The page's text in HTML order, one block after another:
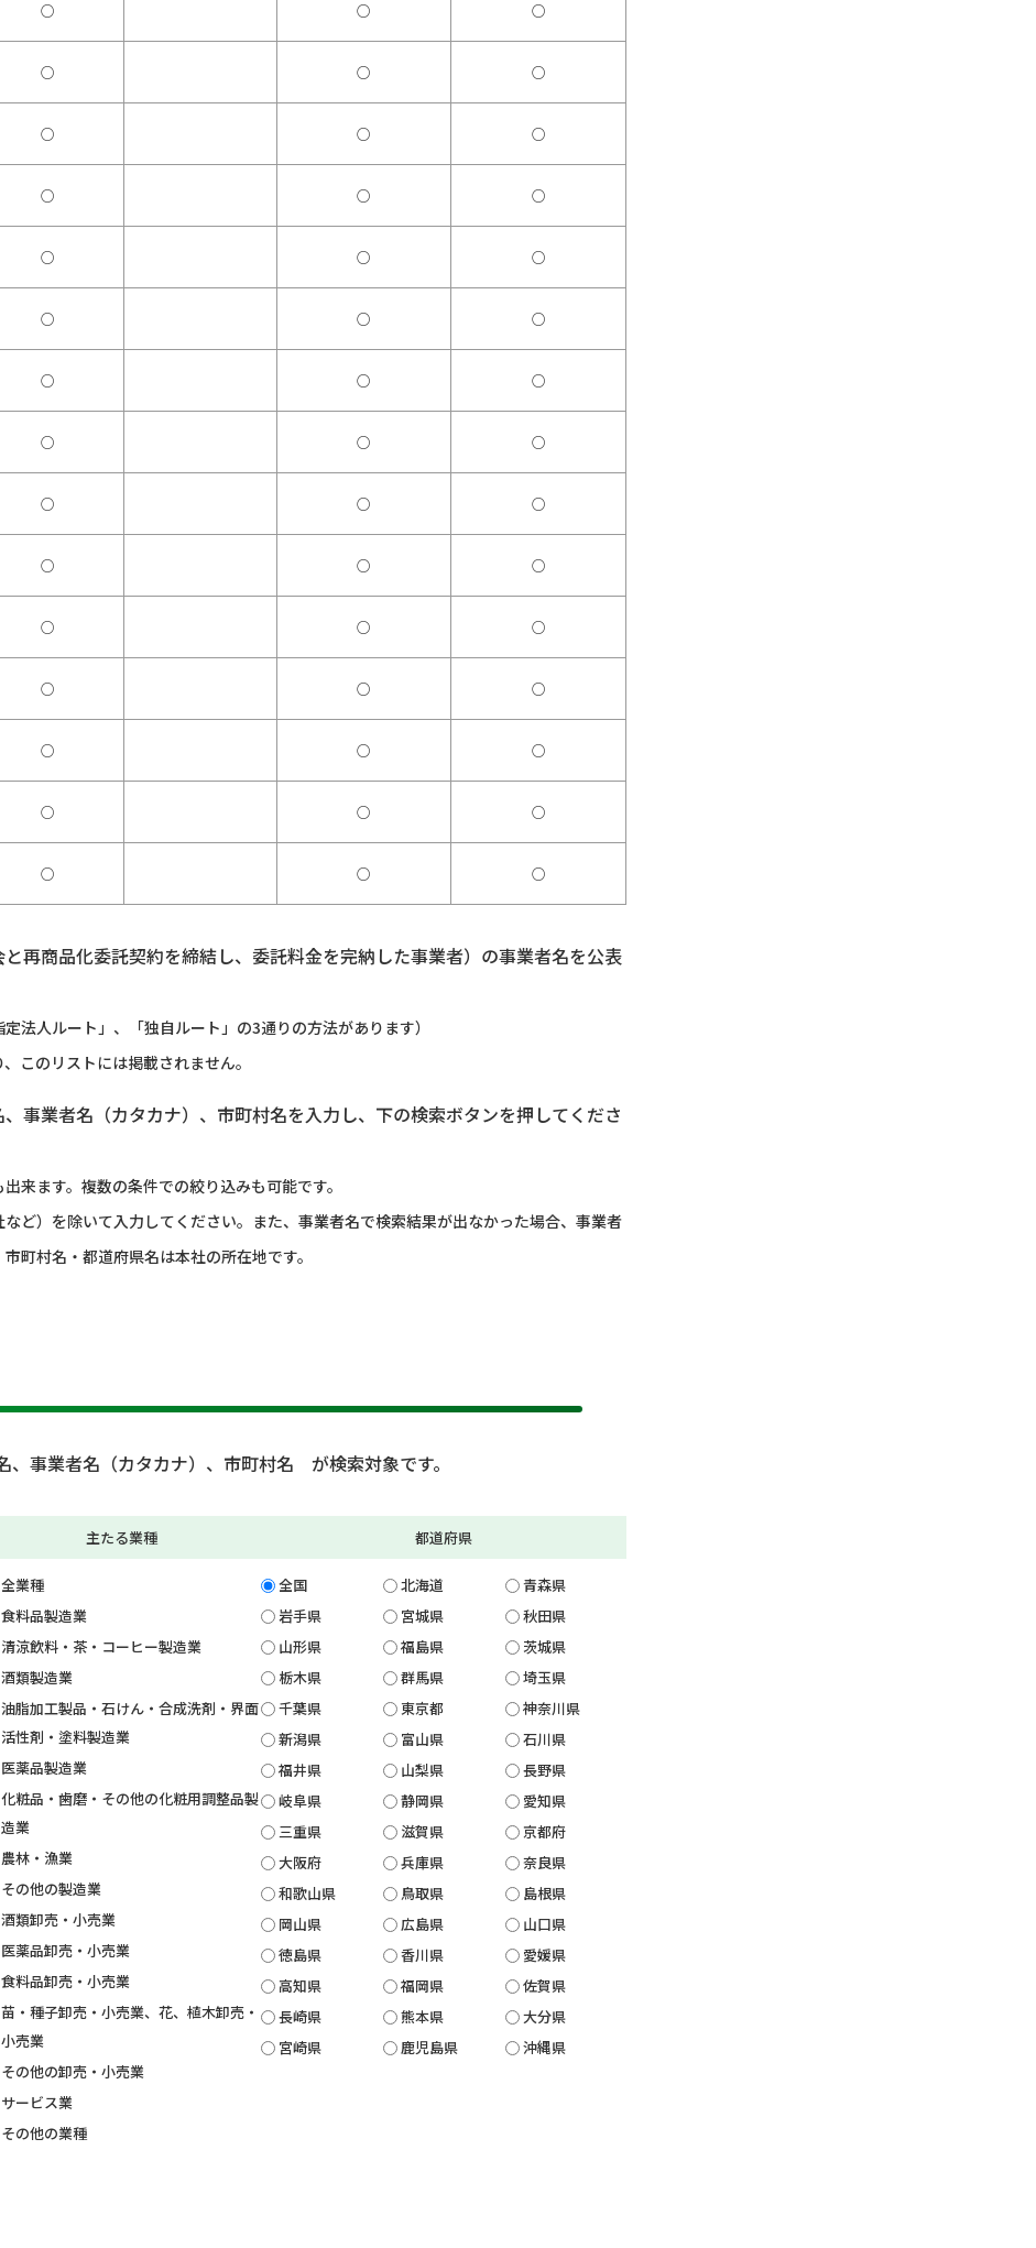
○ ○ ○
○ ○ ○
○ ○ ○
○ ○ ○
○ ○ ○
○ ○ ○
○ ○ ○
○ ○ ○
○ ○ ○
○ ○ ○
○ ○ ○
○ ○ ○
○ ○ ○
○ ○ ○
○ ○ ○
再商品化委託契約を締結し、委託料金を完納した事業者）の事業者名を公表
法人ルート」、「独自ルート」の3通りの方法があります）
このリストには掲載されません。
事業者名（カタカナ）、市町村名を入力し、下の検索ボタンを押してくださ
来ます。複数の条件での絞り込みも可能です。
ど）を除いて入力してください。また、事業者名で検索結果が出なかった場合、事業者
町村名・都道府県名は本社の所在地です。
、事業者名（カタカナ）、市町村名 が検索対象です。
主たる業種
全業種
食料品製造業
清涼飲料・茶・コーヒー製造業
酒類製造業
油脂加工製品・石けん・合成洗剤・界面
活性剤・塗料製造業
医薬品製造業
化粧品・歯磨・その他の化粧用調整品製
造業
農林・漁業
その他の製造業
酒類卸売・小売業
医薬品卸売・小売業
食料品卸売・小売業
苗・種子卸売・小売業、花、植木卸売・
小売業
その他の卸売・小売業
サービス業
その他の業種
都道府県
全国 北海道
青森県
岩手県
宮城県
秋田県
山形県
福島県
茨城県
栃木県
群馬県
埼玉県
千葉県
東京都
神奈川県
新潟県
富山県
石川県
福井県
山梨県
長野県
岐阜県
静岡県
愛知県
三重県
滋賀県
京都府
大阪府
兵庫県
奈良県
和歌山県
鳥取県
島根県
岡山県
広島県
山口県
徳島県
香川県
愛媛県
高知県
福岡県
佐賀県
長崎県
熊本県
大分県
宮崎県
鹿児島県 沖縄県